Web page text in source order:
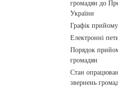
громадян до
України
Графік
Електронні
Порядок
громадян
Стан
звернень